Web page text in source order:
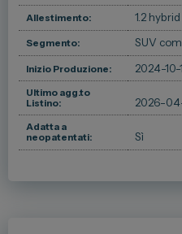
Telefono Vendita
011 22 51 711
Telefono Officina
011 22 51 737
Allestimento: 1.2
Segmento: SUV
Inizio Produzione: 2024-10-
Ultimo agg.to
Listino:
2026-
Adatta a
neopatentati:
Sì